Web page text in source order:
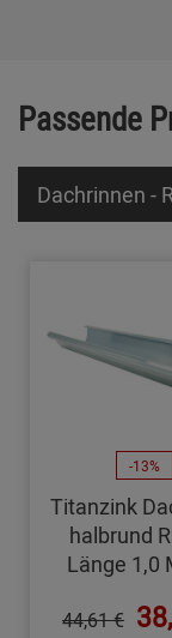
Passende
Dachrinnen -
-13%
Titanzink
halbrund
Länge 1,0
44,61 €